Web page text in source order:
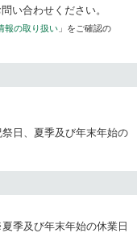
い合わせください。
報の取り扱い 」をご確認の
日、夏季及び年末年始の
季及び年末年始の休業日